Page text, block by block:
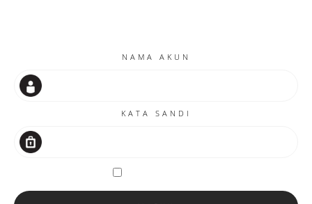
NAMA AKUN
KATA SANDI